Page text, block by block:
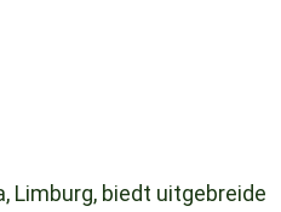
Limburg, biedt uitgebreide